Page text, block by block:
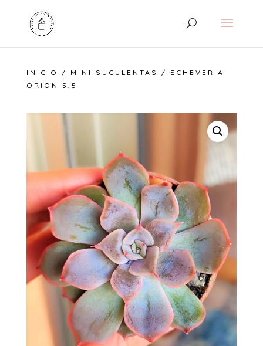
INICIO / MINI SUCULENTAS
/ ECHEVERIA
ORION 5,5